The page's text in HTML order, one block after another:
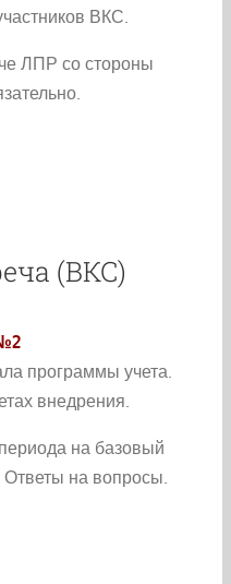
ВКС.
ЛПР со стороны
(ВКС)
программы учета.
внедрения.
на базовый
на вопросы.